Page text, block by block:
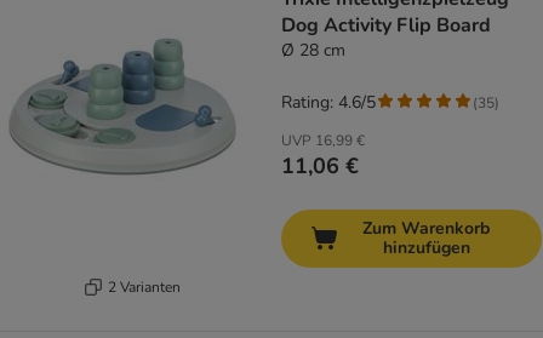
2 Varianten
Dog Activity Flip Board
Ø 28 cm
UVP 16,99 €
11,06 €
Rating: 4.6/5 (35)
Zum Warenkorb
hinzufügen